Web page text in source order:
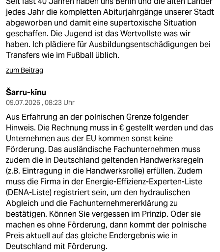
jedes Jahr die kompletten Abiturjahrgänge unserer Stadt
abgeworben und damit eine supertoxische Situation
geschaffen. Die Jugend ist das Wertvollste was wir
haben. Ich plädiere für Ausbildungsentschädigungen bei
Transfers wie im Fußball üblich.
zum Beitrag
Šarru-kīnu
09.07.2026 , 08:23 Uhr
Aus Erfahrung an der polnischen Grenze folgender
Hinweis. Die Rechnung muss in € gestellt werden und das
Unternehmen aus der EU kommen sonst keine
Förderung. Das ausländische Fachunternehmen muss
zudem die in Deutschland geltenden Handwerksregeln
(z.B. Eintragung in die Handwerksrolle) erfüllen. Zudem
muss die Firma in der Energie-Effizienz-Experten-Liste
(DENA-Liste) registriert sein, um den hydraulischen
Abgleich und die Fachunternehmererklärung zu
bestätigen. Können Sie vergessen im Prinzip. Oder sie
machen es ohne Förderung, dann kommt der polnische
Preis aktuell auf das gleiche Endergebnis wie in
Deutschland mit Förderung.